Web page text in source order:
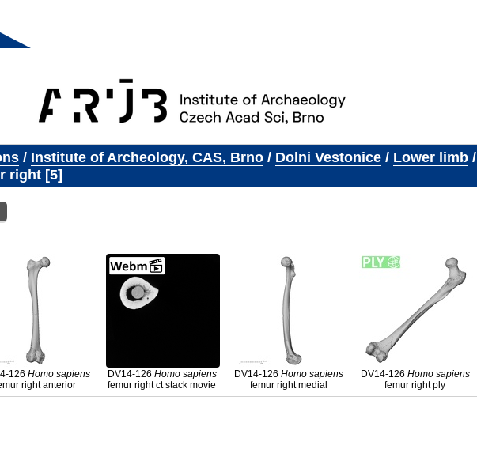
/ Institute of Archeology, CAS, Brno/ Dolni Vestonice/ Lower limb/
right 5
126 Homosapiens
right anterior
DV14-126 Homosapiens
femur right ct stack movie
DV14-126 Homosapiens
femur right medial
DV14-126 Homosapiens
femur right ply